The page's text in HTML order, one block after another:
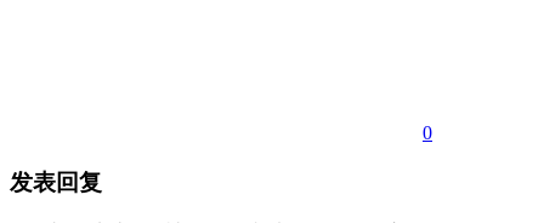
0
发表回复